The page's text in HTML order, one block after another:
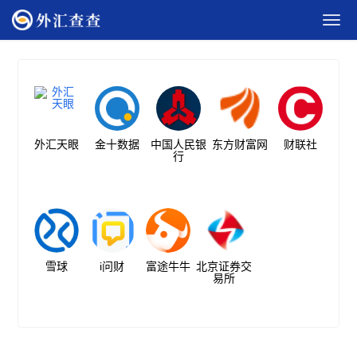
外汇天眼 金十数据
中国人民银
行
东方财富网 财联社
雪球 i问财 富途牛牛 北京证券交
易所